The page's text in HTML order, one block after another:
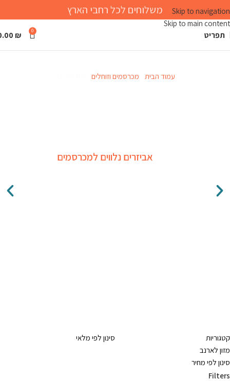
Skip to navigation
Skip to main content
משלוחים לכל רחבי הארץ
תפריט 0
₪
עמוד הבית מכרסמים וזוחלים
אביזרים נלווים למכרסמים
קטגוריות
מזון לארנב
סינון לפי מלאי
סינון לפי מחיר
Filters